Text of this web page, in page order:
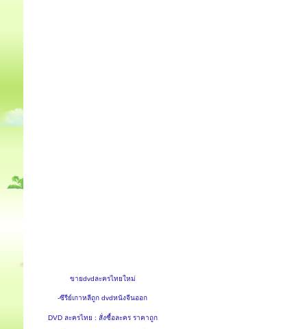
ขายdvdละครไทยใหม่
-ซีรีย์เกาหลีถูก dvdหนังจีนออก
DVD ละครไทย : สั่งซื้อละคร ราคาถูก